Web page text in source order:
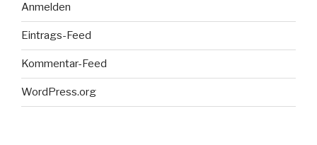
Anmelden
Eintrags-Feed
Kommentar-Feed
WordPress.org